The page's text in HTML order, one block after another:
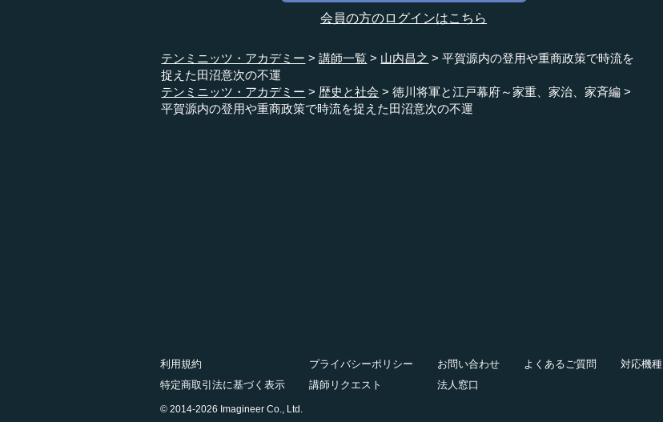
会員の方のログインはこちら
テンミニッツ・アカデミー 講師一覧 山内昌之
平賀源内の登用や重商政策で時流を
捉えた田沼意次の不運
テンミニッツ・アカデミー
歴史と社会
徳川将軍と江戸幕府～家重、家治、家斉編
平賀源内の登用や重商政策で時流を捉えた田沼意次の不運
利用規約 プライバシーポリシー お問い合わせ よくあるご質問
対応機種
特定商取引法に基づく表示
講師リクエスト 法人窓口
© 2014-2026 Imagineer Co., Ltd.